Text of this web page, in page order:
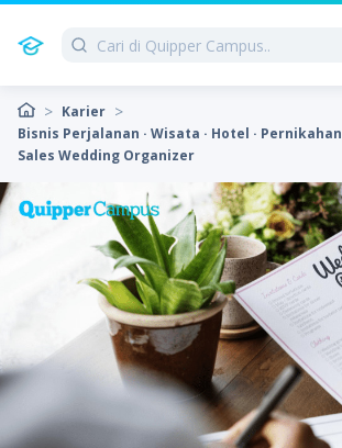
Karier
Bisnis Perjalanan · Wisata · Hotel · Pernikahan
Sales Wedding Organizer